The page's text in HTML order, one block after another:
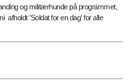
og militærhunde på programmet,
’Soldat for en dag’ for alle